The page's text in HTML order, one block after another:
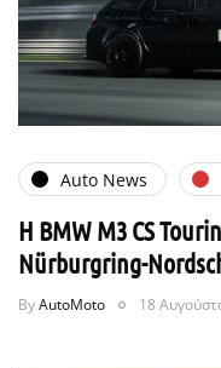
Auto News
Η BMW M3 CS
Nürburgring-
ByAutoMoto 18